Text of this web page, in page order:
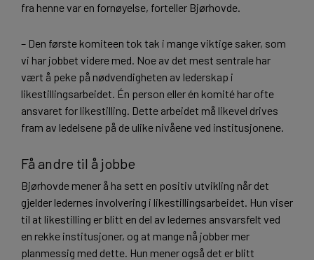
fra henne var en fornøyelse, forteller Bjørhovde.
– Den første komiteen tok tak i mange viktige saker, som
vi har jobbet videre med. Noe av det mest sentrale har
vært å peke på nødvendigheten av lederskap i
likestillingsarbeidet. Én person eller én komité har ofte
ansvaret for likestilling. Dette arbeidet må likevel drives
fram av ledelsene på de ulike nivåene ved institusjonene.
Få andre til å jobbe
Bjørhovde mener å ha sett en positiv utvikling når det
gjelder ledernes involvering i likestillingsarbeidet. Hun viser
til at likestilling er blitt en del av ledernes ansvarsfelt ved
en rekke institusjoner, og at mange nå jobber mer
planmessig med dette. Hun mener også det er blitt